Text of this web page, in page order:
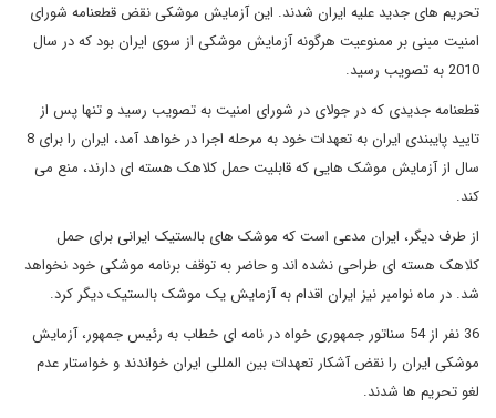
تحریم های جدید علیه ایران شدند. این آزمایش موشکی نقض قطعنامه شورای
امنیت مبنی بر ممنوعیت هرگونه آزمایش موشکی از سوی ایران بود که در سال
2010 به تصویب رسید.
قطعنامه جدیدی که در جولای در شورای امنیت به تصویب رسید و تنها پس از
تایید پایبندی ایران به تعهدات خود به مرحله اجرا در خواهد آمد، ایران را برای 8
سال از آزمایش موشک هایی که قابلیت حمل کلاهک هسته ای دارند، منع می
کند.
از طرف دیگر، ایران مدعی است که موشک های بالستیک ایرانی برای حمل
کلاهک هسته ای طراحی نشده اند و حاضر به توقف برنامه موشکی خود نخواهد
شد. در ماه نوامبر نیز ایران اقدام به آزمایش یک موشک بالستیک دیگر کرد.
36 نفر از 54 سناتور جمهوری خواه در نامه ای خطاب به رئیس جمهور، آزمایش
موشکی ایران را نقض آشکار تعهدات بین المللی ایران خواندند و خواستار عدم
لغو تحریم ها شدند.